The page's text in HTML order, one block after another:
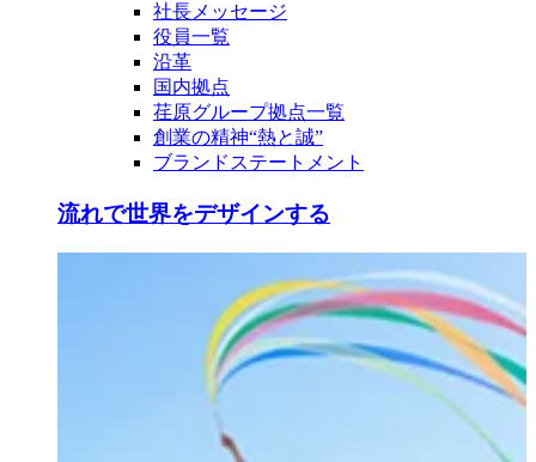
社長メッセージ
役員一覧
沿革
国内拠点
荏原グループ拠点一覧
創業の精神“熱と誠”
ブランドステートメント
流れで世界をデザインする